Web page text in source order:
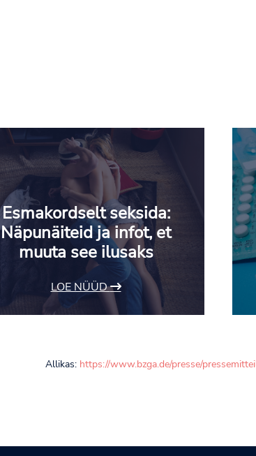
Esmakordselt seksida:
Näpunäiteid ja infot, et
muuta see ilusaks
LOE NÜÜD
Allikas: https://www.bzga.de/presse/